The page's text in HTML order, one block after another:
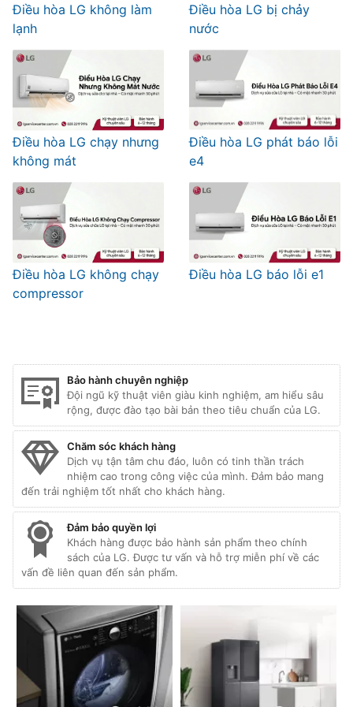
Điều hòa LG không làm
lạnh
Điều hòa LG bị chảy
nước
Điều hòa LG chạy nhưng
không mát
Điều hòa LG phát báo lỗi
e4
Điều hòa LG không chạy
compressor
Điều hòa LG báo lỗi e1
Bảo hành chuyên nghiệp
Đội ngũ kỹ thuật viên giàu kinh nghiệm, am hiểu sâu
rộng, được đào tạo bài bản theo tiêu chuẩn của LG.
Chăm sóc khách hàng
Dịch vụ tận tâm chu đáo, luôn có tinh thần trách
nhiệm cao trong công việc của mình. Đảm bảo mang
đến trải nghiệm tốt nhất cho khách hàng.
Đảm bảo quyền lợi
Khách hàng được bảo hành sản phẩm theo chính
sách của LG. Được tư vấn và hỗ trợ miễn phí về các
vấn đề liên quan đến sản phẩm.